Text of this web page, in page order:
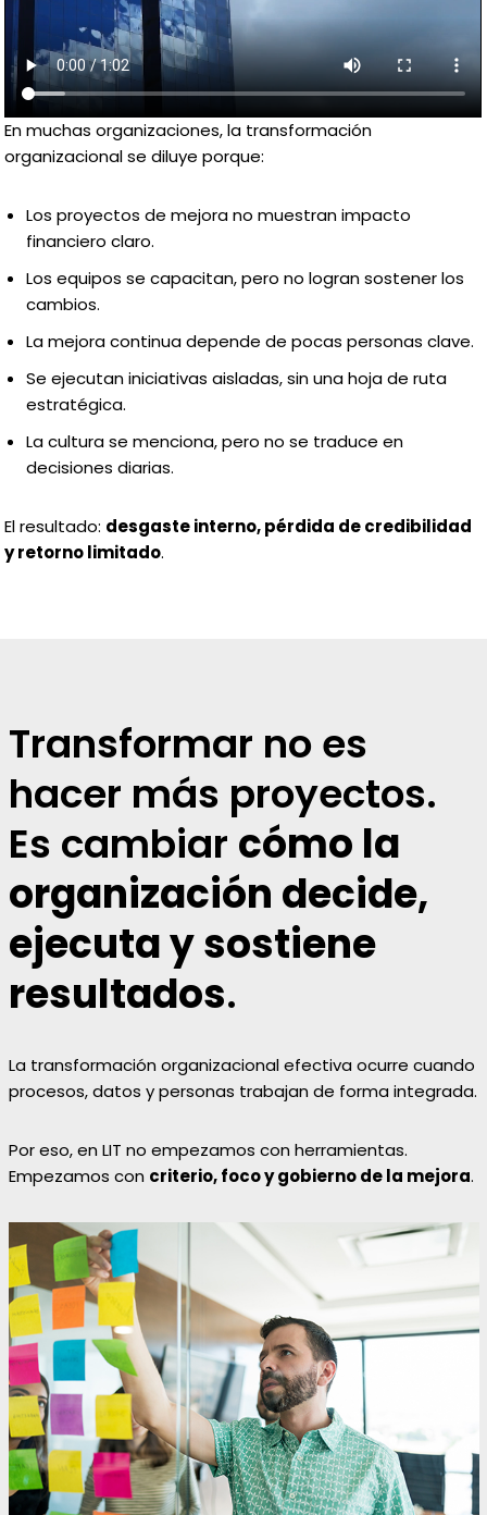
En muchas organizaciones, la transformación
organizacional se diluye porque:
Los proyectos de mejora no muestran impacto
financiero claro.
Los equipos se capacitan, pero no logran sostener los
cambios.
La mejora continua depende de pocas personas clave.
Se ejecutan iniciativas aisladas, sin una hoja de ruta
estratégica.
La cultura se menciona, pero no se traduce en
decisiones diarias.
El resultado: desgaste interno, pérdida de credibilidad
y retorno limitado.
Transformar no es
hacer más proyectos.
Es cambiar cómo la
organización decide,
ejecuta y sostiene
resultados.
La transformación organizacional efectiva ocurre cuando
procesos, datos y personas trabajan de forma integrada.
Por eso, en LIT no empezamos con herramientas.
Empezamos con criterio, foco y gobierno de la mejora.